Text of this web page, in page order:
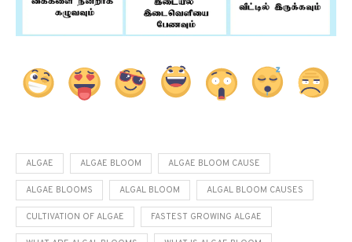
ALGAE ALGAE BLOOM ALGAE BLOOM CAUSE
ALGAE BLOOMS ALGAL BLOOM ALGAL BLOOM CAUSES
CULTIVATION OF ALGAE FASTEST GROWING ALGAE